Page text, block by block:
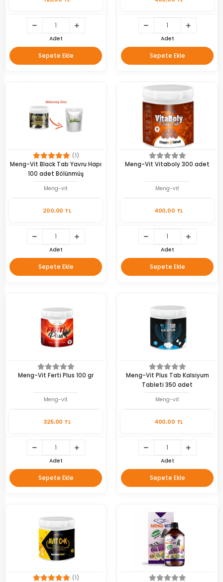
Adet
Sepete Ekle
Adet
Sepete Ekle
(1)
Meng-Vit Black Tab Yavru Hapı
100 adet Bölünmüş
Meng-vit
200,00 TL
Adet
Sepete Ekle
Meng-Vit Vitaboly 300 adet
Meng-vit
400,00 TL
Adet
Sepete Ekle
Meng-Vit Ferti Plus 100 gr
Meng-vit
325,00 TL
Adet
Sepete Ekle
Meng-Vit Plus Tab Kalsiyum
Tableti 350 adet
Meng-vit
400,00 TL
Adet
Sepete Ekle
(1)